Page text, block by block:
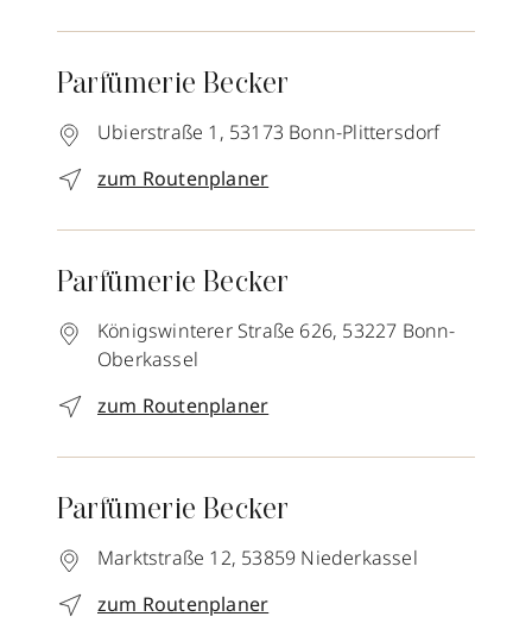
Parfümerie Becker
Ubierstraße 1, 53173 Bonn-Plittersdorf
zum Routenplaner
Parfümerie Becker
Königswinterer Straße 626, 53227 Bonn-
Oberkassel
zum Routenplaner
Parfümerie Becker
Marktstraße 12, 53859 Niederkassel
zum Routenplaner